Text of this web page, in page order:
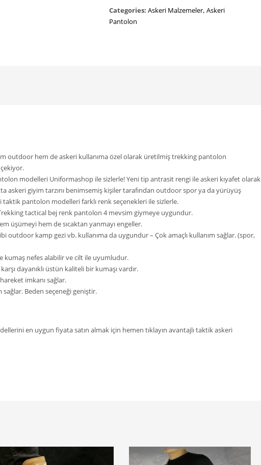
Categories:Askeri Malzemeler,Askeri
Pantolon
outdoor hem de askeri kullanıma özel olarak üretilmiş trekking pantolon
modelleri Uniformashop ile sizlerle! Yeni tip antrasit rengi ile askeri kıyafet olarak
askeri giyim tarzını benimsemiş kişiler tarafından outdoor spor ya da yürüyüş
taktik pantolon modelleri farklı renk seçenekleri ile sizlerle.
tactical bej renk pantolon 4 mevsim giymeye uygundur.
üşümeyi hem de sıcaktan yanmayı engeller.
outdoor kamp gezi vb. kullanıma da uygundur – Çok amaçlı kullanım sağlar. (spor,
kumaş nefes alabilir ve cilt ile uyumludur.
dayanıklı üstün kaliteli bir kumaşı vardır.
imkanı sağlar.
sağlar. Beden seçeneği geniştir.
en uygun fiyata satın almak için hemen tıklayın avantajlı taktik askeri